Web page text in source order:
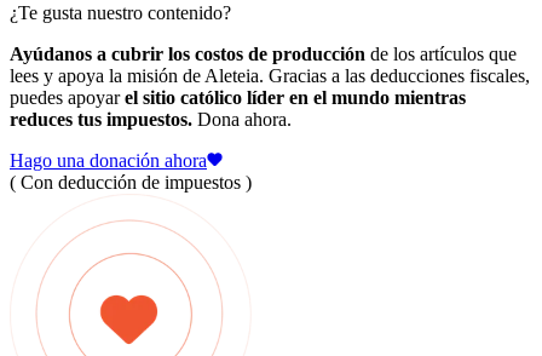
¿Te gusta nuestro contenido?
Ayúdanos a cubrir los costos de producción de los artículos que
lees y apoya la misión de Aleteia. Gracias a las deducciones fiscales,
puedes apoyarel sitio católico líder en el mundo mientras
reduces tus impuestos. Dona ahora.
Hago una donación ahora
( Con deducción de impuestos )